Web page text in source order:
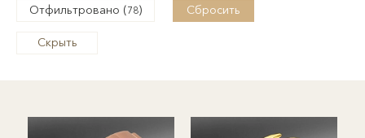
Отфильтровано (78) Сбросить
Скрыть